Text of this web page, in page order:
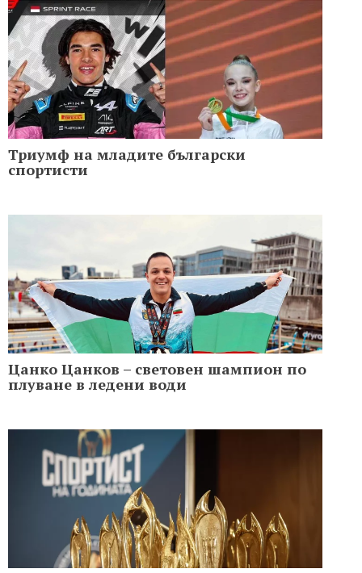
Триумф на младите български
спортисти
Цанко Цанков – световен шампион по
плуване в ледени води